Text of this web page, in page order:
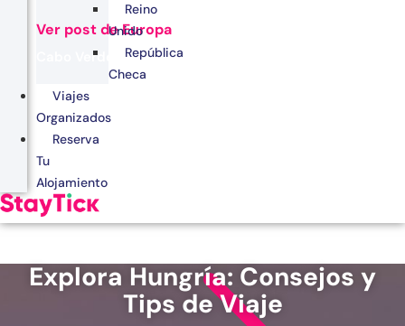
Ver post de Europa
Cabo Verde
Egipto
Kenia
Marruecos
Zanzíbar
Reino
Unido
República
Checa
Viajes
Organizados
Reserva
Tu
Alojamiento
Explora Hungría: Consejos y
Tips de Viaje